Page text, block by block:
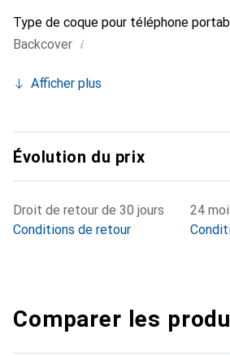
Type de coque pour téléphone
Backcover i
Afficher plus
Évolution du prix
Droit de retour de 30 jours
Conditions de retour
24
Comparer les